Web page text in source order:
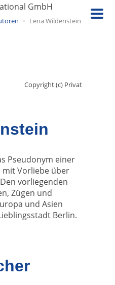
Lena Wildenstein
Copyright (c) Privat
Pseudonym einer
Vorliebe über
vorliegenden
Zügen und
und Asien
Berlin.